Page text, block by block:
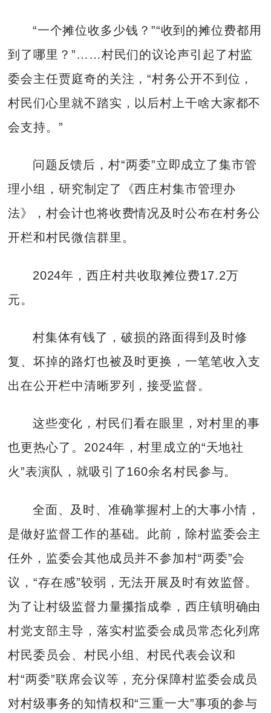
“一个摊位收多少钱？”“收到的摊位费都用
到了哪里？”……村民们的议论声引起了村监
委会主任贾庭奇的关注，“村务公开不到位，
村民们心里就不踏实，以后村上干啥大家都不
会支持。”
问题反馈后，村“两委”立即成立了集市管
理小组，研究制定了《西庄村集市管理办
法》，村会计也将收费情况及时公布在村务公
开栏和村民微信群里。
2024年，西庄村共收取摊位费17.2万
元。
村集体有钱了，破损的路面得到及时修
复、坏掉的路灯也被及时更换，一笔笔收入支
出在公开栏中清晰罗列，接受监督。
这些变化，村民们看在眼里，对村里的事
也更热心了。2024年，村里成立的“天地社
火”表演队，就吸引了160余名村民参与。
全面、及时、准确掌握村上的大事小情，
是做好监督工作的基础。此前，除村监委会主
任外，监委会其他成员并不参加村“两委”会
议，“存在感”较弱，无法开展及时有效监督。
为了让村级监督力量攥指成拳，西庄镇明确由
村党支部主导，落实村监委会成员常态化列席
村民委员会、村民小组、村民代表会议和
村“两委”联席会议等，充分保障村监委会成员
对村级事务的知情权和“三重一大”事项的参与